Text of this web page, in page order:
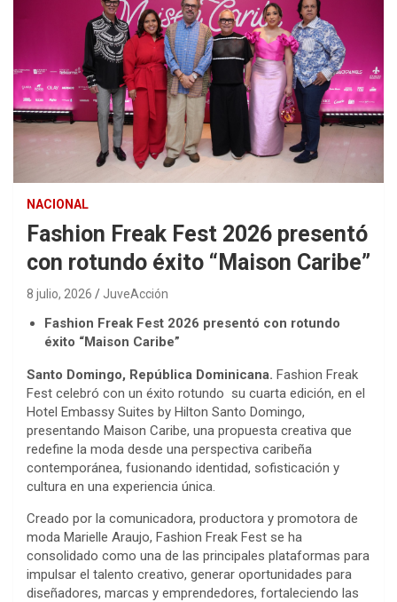
NACIONAL
Fashion Freak Fest 2026 presentó
con rotundo éxito “Maison Caribe”
8 julio, 2026 JuveAcción
Fashion Freak Fest 2026 presentó con rotundo
éxito “Maison Caribe”
Santo Domingo, República Dominicana. Fashion Freak
Fest celebró con un éxito rotundo su cuarta edición, en el
Hotel Embassy Suites by Hilton Santo Domingo,
presentando Maison Caribe, una propuesta creativa que
redefine la moda desde una perspectiva caribeña
contemporánea, fusionando identidad, sofisticación y
cultura en una experiencia única.
Creado por la comunicadora, productora y promotora de
moda Marielle Araujo, Fashion Freak Fest se ha
consolidado como una de las principales plataformas para
impulsar el talento creativo, generar oportunidades para
diseñadores, marcas y emprendedores, fortaleciendo las